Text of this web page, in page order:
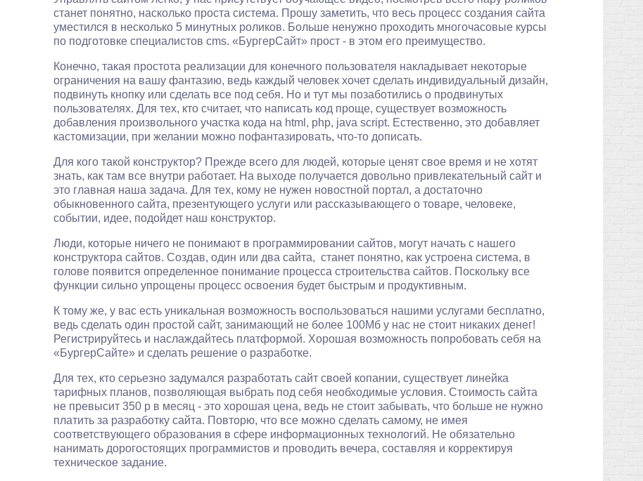
станет понятно, насколько проста система. Прошу заметить, что весь процесс создания сайта
уместился в несколько 5 минутных роликов. Больше ненужно проходить многочасовые курсы
по подготовке специалистов cms. «БургерСайт» прост - в этом его преимущество.
Конечно, такая простота реализации для конечного пользователя накладывает некоторые
ограничения на вашу фантазию, ведь каждый человек хочет сделать индивидуальный дизайн,
подвинуть кнопку или сделать все под себя. Но и тут мы позаботились о продвинутых
пользователях. Для тех, кто считает, что написать код проще, существует возможность
добавления произвольного участка кода на html, php, java script. Естественно, это добавляет
кастомизации, при желании можно пофантазировать, что-то дописать.
Для кого такой конструктор? Прежде всего для людей, которые ценят свое время и не хотят
знать, как там все внутри работает. На выходе получается довольно привлекательный сайт и
это главная наша задача. Для тех, кому не нужен новостной портал, а достаточно
обыкновенного сайта, презентующего услуги или рассказывающего о товаре, человеке,
событии, идее, подойдет наш конструктор.
Люди, которые ничего не понимают в программировании сайтов, могут начать с нашего
конструктора сайтов. Создав, один или два сайта, станет понятно, как устроена система, в
голове появится определенное понимание процесса строительства сайтов. Поскольку все
функции сильно упрощены процесс освоения будет быстрым и продуктивным.
К тому же, у вас есть уникальная возможность воспользоваться нашими услугами бесплатно,
ведь сделать один простой сайт, занимающий не более 100Мб у нас не стоит никаких денег!
Регистрируйтесь и наслаждайтесь платформой. Хорошая возможность попробовать себя на
«БургерСайте» и сделать решение о разработке.
Для тех, кто серьезно задумался разработать сайт своей копании, существует линейка
тарифных планов, позволяющая выбрать под себя необходимые условия. Стоимость сайта
не превысит 350 р в месяц - это хорошая цена, ведь не стоит забывать, что больше не нужно
платить за разработку сайта. Повторю, что все можно сделать самому, не имея
соответствующего образования в сфере информационных технологий. Не обязательно
нанимать дорогостоящих программистов и проводить вечера, составляя и корректируя
техническое задание.